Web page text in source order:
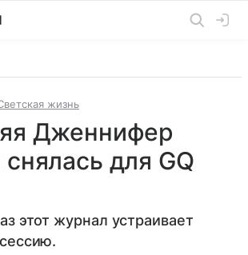
жизнь
Дженнифер
для GQ
этот журнал устраивает